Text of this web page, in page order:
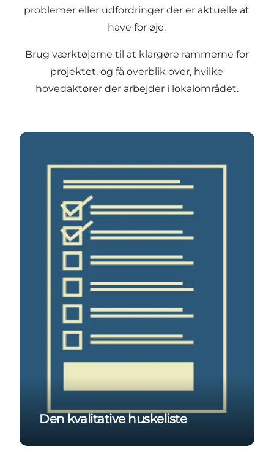
problemer eller udfordringer der er aktuelle at
have for øje.
Brug værktøjerne til at klargøre rammerne for
projektet, og få overblik over, hvilke
hovedaktører der arbejder i lokalområdet.
Den kvalitative huskeliste
Den kvalitative huskeliste